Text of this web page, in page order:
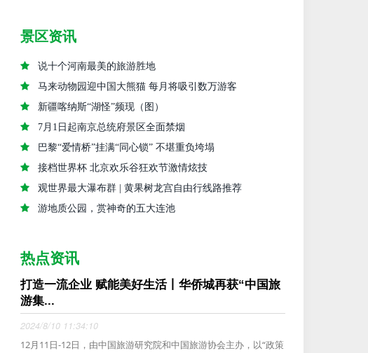
景区资讯
说十个河南最美的旅游胜地
马来动物园迎中国大熊猫 每月将吸引数万游客
新疆喀纳斯“湖怪”频现（图）
7月1日起南京总统府景区全面禁烟
巴黎“爱情桥”挂满“同心锁” 不堪重负垮塌
接档世界杯 北京欢乐谷狂欢节激情炫技
观世界最大瀑布群 | 黄果树龙宫自由行线路推荐
游地质公园，赏神奇的五大连池
热点资讯
打造一流企业 赋能美好生活丨华侨城再获“中国旅
游集...
2024/8/10 11:34:10
12月11日-12日，由中国旅游研究院和中国旅游协会主办，以“政策